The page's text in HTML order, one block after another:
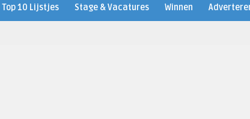
Top 10 Lijstjes Stage & Vacatures Winnen